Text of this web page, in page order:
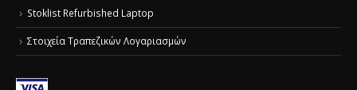
Stoklist Refurbished Laptop
Στοιχεία Τραπεζικών Λογαριασμών